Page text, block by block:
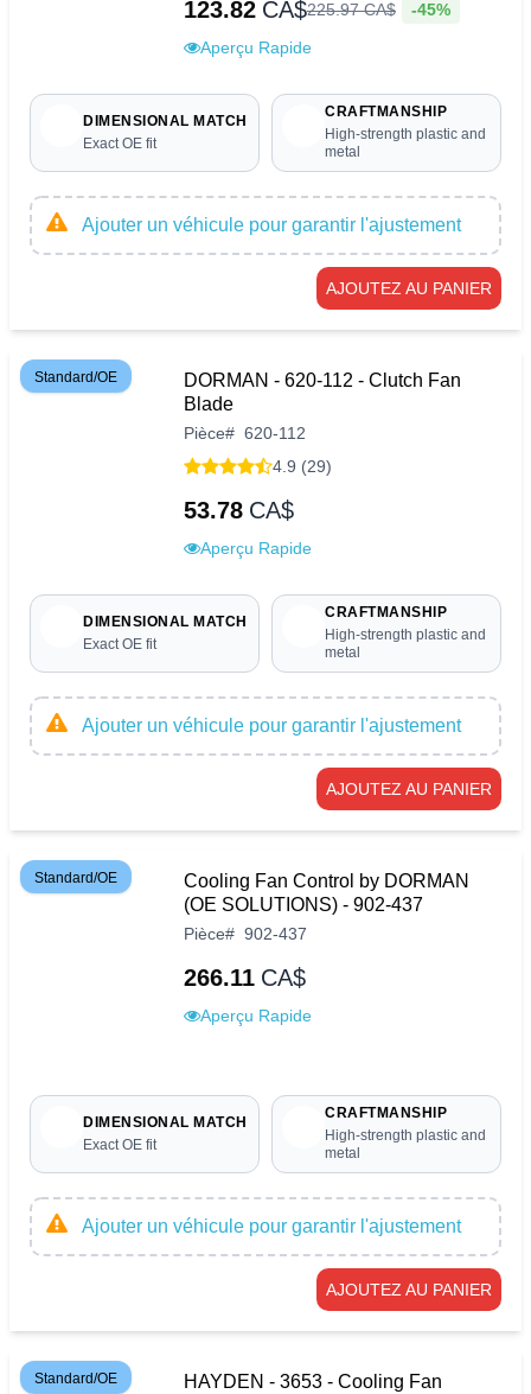
123.82 CA$225.97CA$ -45%
Aperçu Rapide
DIMENSIONAL MATCH
Exact OE fit
CRAFTMANSHIP
High-strength plastic and
metal
Ajouter un véhicule pour garantir l'ajustement
AJOUTEZ AU PANIER
Standard/OE
DORMAN - 620-112 - Clutch Fan
Blade
Pièce# 620-112
4.9 (29)
53.78 CA$
Aperçu Rapide
DIMENSIONAL MATCH
Exact OE fit
CRAFTMANSHIP
High-strength plastic and
metal
Ajouter un véhicule pour garantir l'ajustement
AJOUTEZ AU PANIER
Standard/OE
Cooling Fan Control by DORMAN
(OE SOLUTIONS) - 902-437
Pièce# 902-437
266.11 CA$
Aperçu Rapide
DIMENSIONAL MATCH
Exact OE fit
CRAFTMANSHIP
High-strength plastic and
metal
Ajouter un véhicule pour garantir l'ajustement
AJOUTEZ AU PANIER
Standard/OE
HAYDEN - 3653 - Cooling Fan